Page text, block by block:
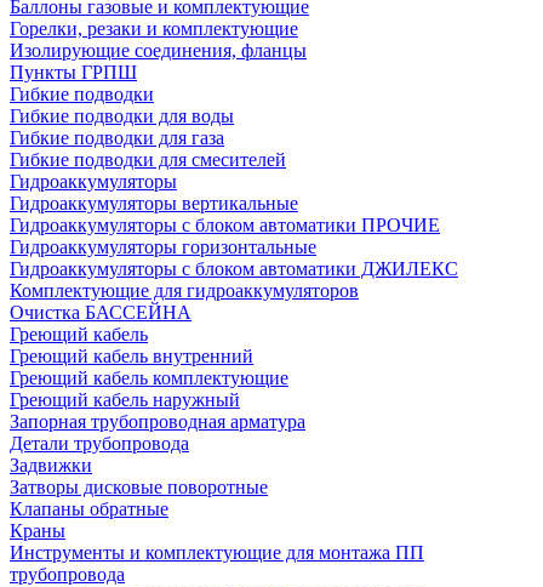
Баллоны газовые и комплектующие
Горелки, резаки и комплектующие
Изолирующие соединения, фланцы
Пункты ГРПШ
Гибкие подводки
Гибкие подводки для воды
Гибкие подводки для газа
Гибкие подводки для смесителей
Гидроаккумуляторы
Гидроаккумуляторы вертикальные
Гидроаккумуляторы с блоком автоматики ПРОЧИЕ
Гидроаккумуляторы горизонтальные
Гидроаккумуляторы с блоком автоматики ДЖИЛЕКС
Комплектующие для гидроаккумуляторов
Очистка БАССЕЙНА
Греющий кабель
Греющий кабель внутренний
Греющий кабель комплектующие
Греющий кабель наружный
Запорная трубопроводная арматура
Детали трубопровода
Задвижки
Затворы дисковые поворотные
Клапаны обратные
Краны
Инструменты и комплектующие для монтажа ПП
трубопровода